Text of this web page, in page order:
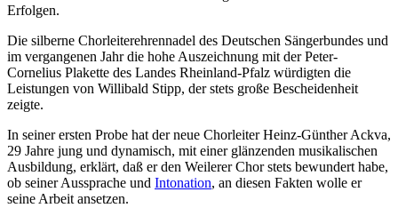
Erfolgen.
Die silberne Chorleiterehrennadel des Deutschen Sängerbundes und
im vergangenen Jahr die hohe Auszeichnung mit der Peter-
Cornelius Plakette des Landes Rheinland-Pfalz würdigten die
Leistungen von Willibald Stipp, der stets große Bescheidenheit
zeigte.
In seiner ersten Probe hat der neue Chorleiter Heinz-Günther Ackva,
29 Jahre jung und dynamisch, mit einer glänzenden musikalischen
Ausbildung, erklärt, daß er den Weilerer Chor stets bewundert habe,
ob seiner Aussprache und Intonation, an diesen Fakten wolle er
seine Arbeit ansetzen.